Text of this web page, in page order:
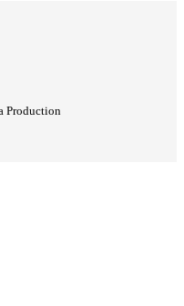
Production